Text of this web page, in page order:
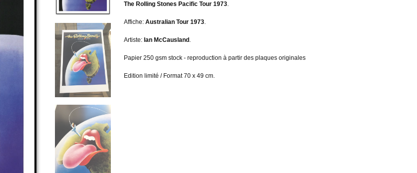
The Rolling Stones Pacific Tour 1973.
Affiche: Australian Tour 1973.
Artiste: Ian McCausland .
Papier 250 gsm stock - reproduction à partir des plaques originales
Edition limité / Format 70 x 49 cm.